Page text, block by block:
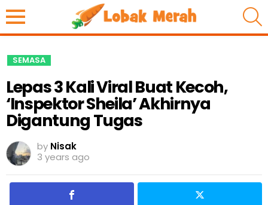
SEMASA
Lepas 3 Kali Viral Buat Kecoh,
‘Inspektor Sheila’ Akhirnya
Digantung Tugas
by Nisak
3 years ago